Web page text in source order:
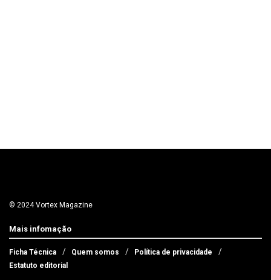
© 2024 Vortex Magazine
Mais infomação
Ficha Técnica Quem somos
Política de privacidade
Estatuto editorial